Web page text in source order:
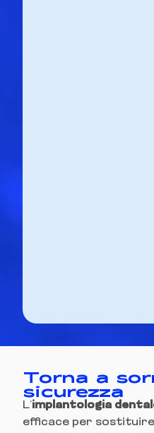
Torna a
sicurezza
L’implantologia
efficace per sostituire